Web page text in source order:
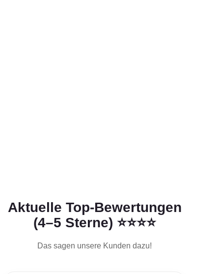
Aktuelle Top-Bewertungen
(4–5 Sterne) ⭐⭐⭐⭐
Das sagen unsere Kunden dazu!